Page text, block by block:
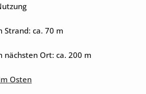
Strand: ca. 70 m
nächsten Ort: ca. 200 m
Osten